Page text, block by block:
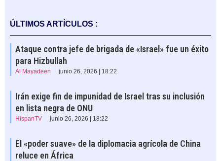
ÚLTIMOS ARTÍCULOS :
Ataque contra jefe de brigada de «Israel» fue un éxito
para Hizbullah
Al Mayadeen junio 26, 2026 | 18:22
Irán exige fin de impunidad de Israel tras su inclusión
en lista negra de ONU
HispanTV junio 26, 2026 | 18:22
El «poder suave» de la diplomacia agrícola de China
reluce en África